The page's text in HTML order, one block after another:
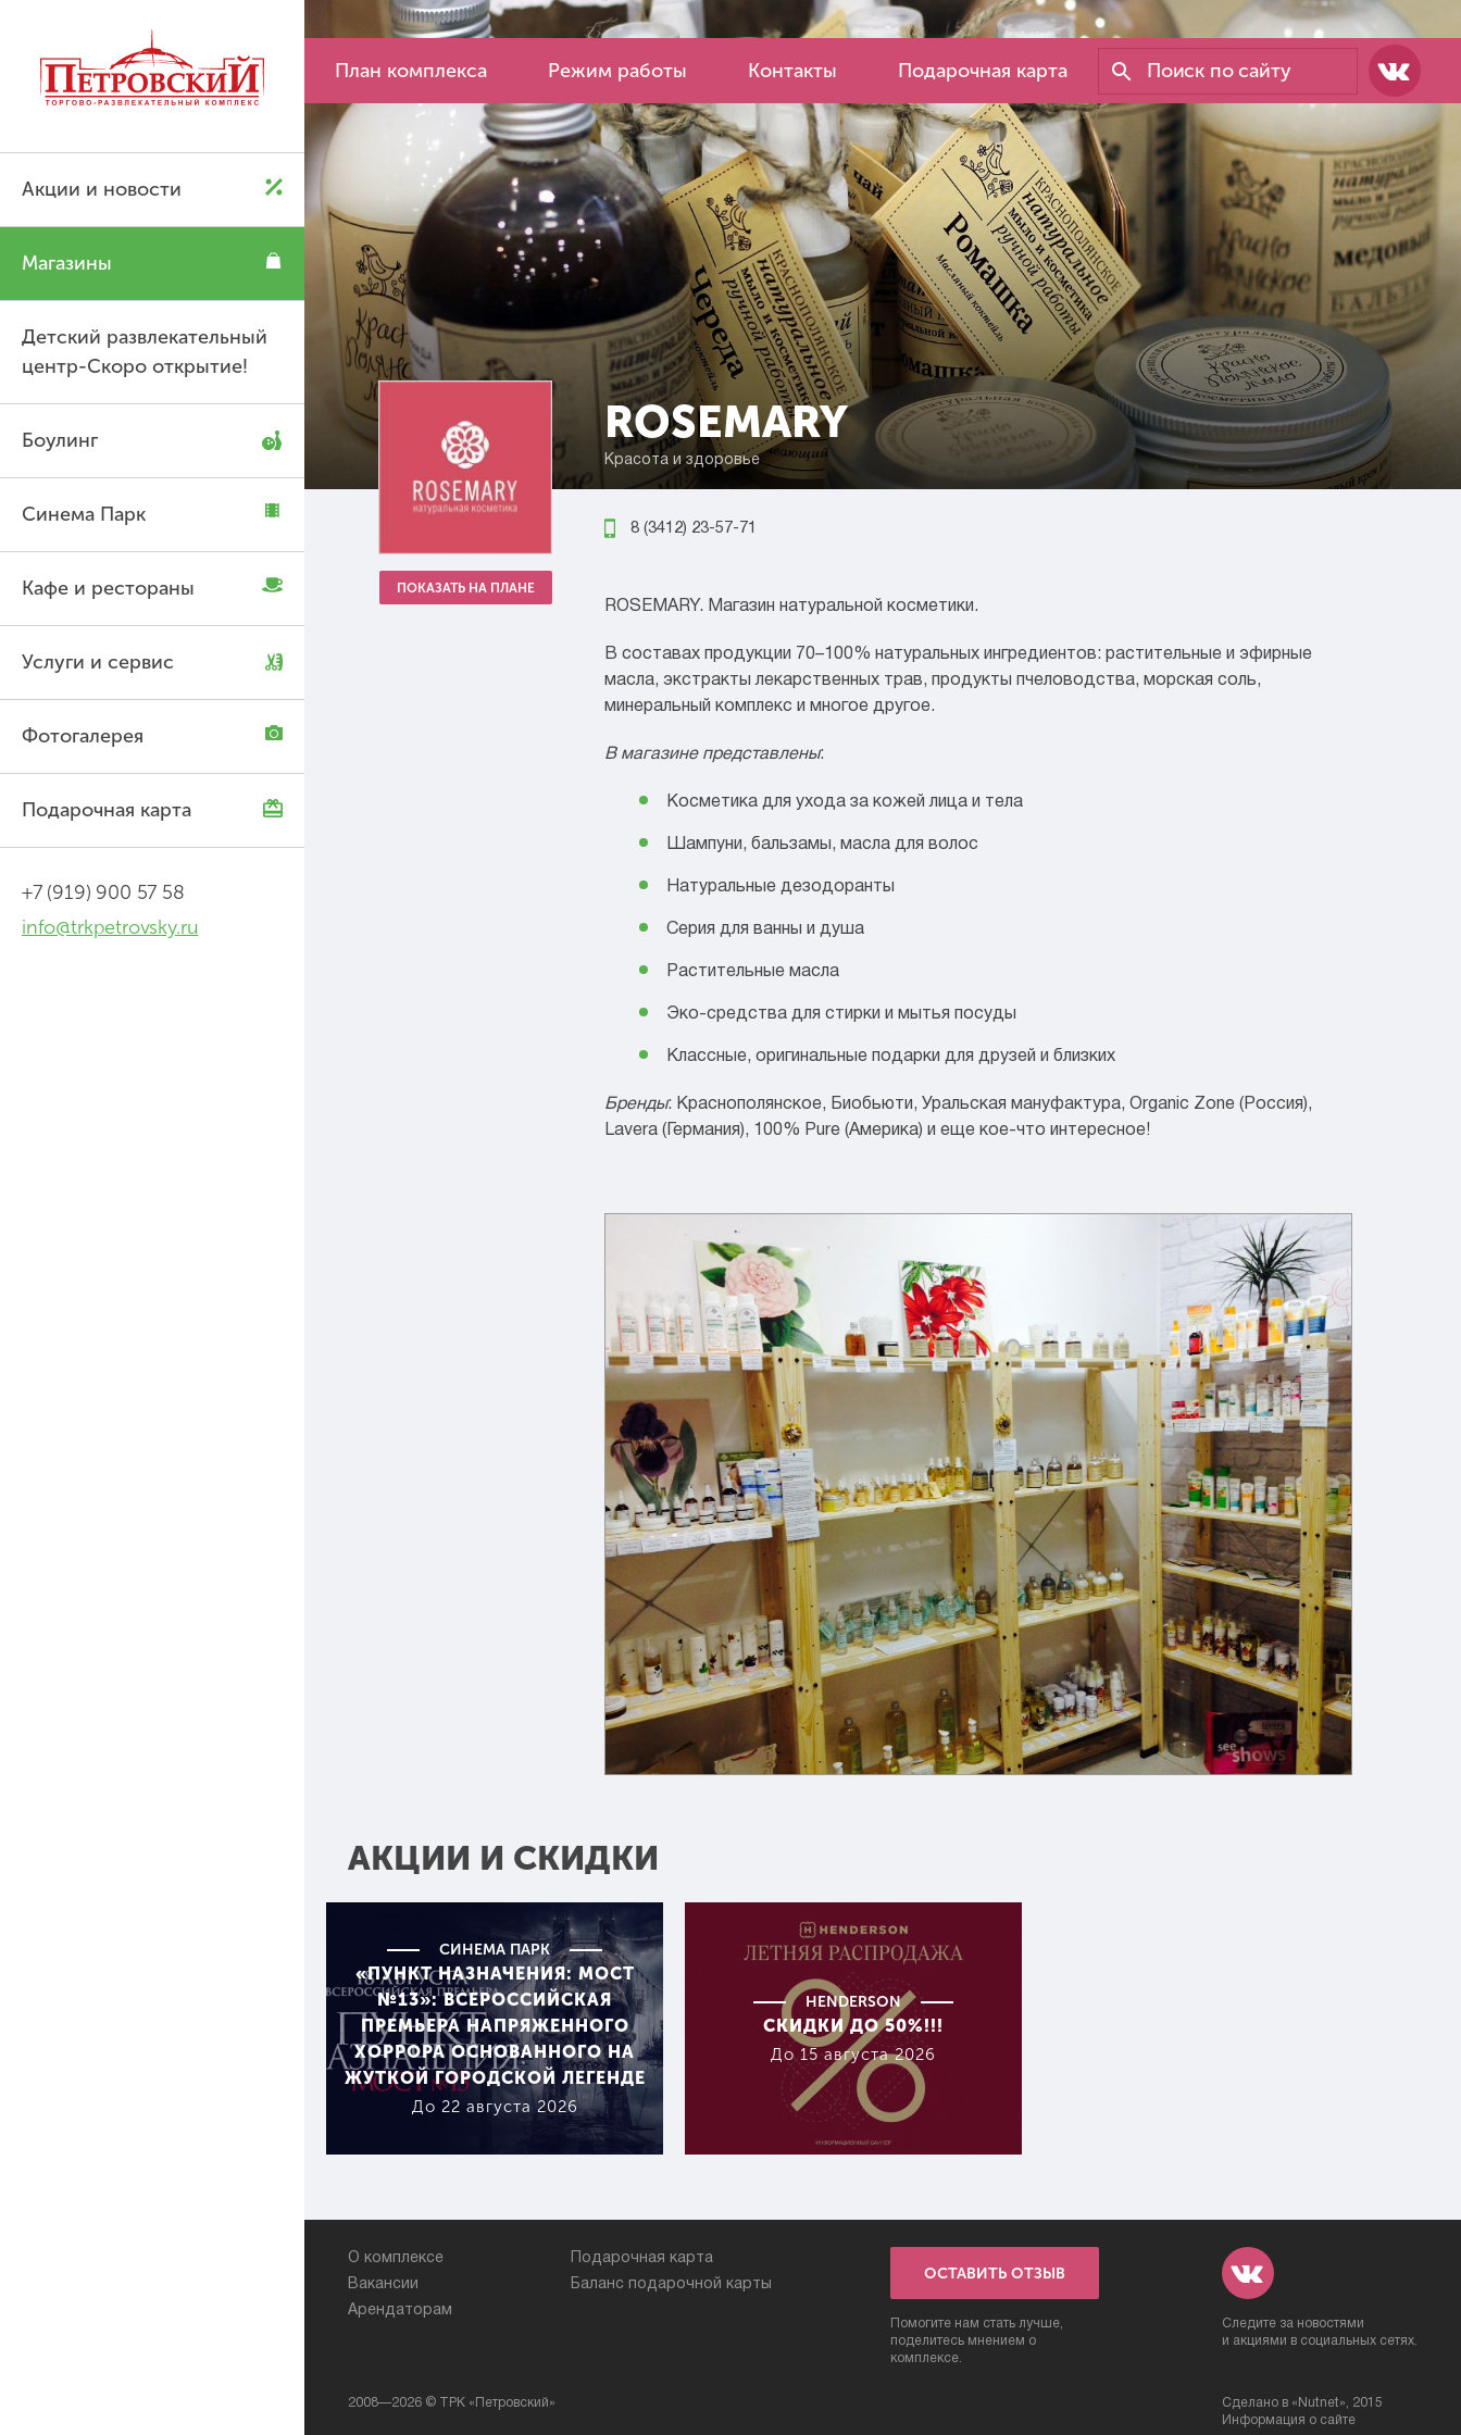
Акции и новости
Магазины
Детский развлекательный
центр-Скоро открытие!
Боулинг
Синема Парк
Кафе и рестораны
Услуги и сервис
Фотогалерея
Подарочная карта
+7 (919) 900 57 58
info@trkpetrovsky.ru
План комплекса Режим работы Контакты Подарочная карта
ПОКАЗАТЬ НА ПЛАНЕ
ROSEMARY
Красота и здоровье
8 (3412) 23-57-71
ROSEMARY. Магазин натуральной косметики.
В составах продукции 70–100% натуральных ингредиентов: растительные и эфирные
масла, экстракты лекарственных трав, продукты пчеловодства, морская соль,
минеральный комплекс и многое другое.
В магазине представлены:
Косметика для ухода за кожей лица и тела
Шампуни, бальзамы, масла для волос
Натуральные дезодоранты
Серия для ванны и душа
Растительные масла
Эко-средства для стирки и мытья посуды
Классные, оригинальные подарки для друзей и близких
Бренды: Краснополянское, Биобьюти, Уральская мануфактура, Organic Zone (Россия),
Lavera (Германия), 100% Pure (Америка) и еще кое-что интересное!
АКЦИИ И СКИДКИ
СИНЕМА ПАРК
«ПУНКТ НАЗНАЧЕНИЯ: МОСТ
№13»: ВСЕРОССИЙСКАЯ
ПРЕМЬЕРА НАПРЯЖЕННОГО
ХОРРОРА ОСНОВАННОГО НА
ЖУТКОЙ ГОРОДСКОЙ ЛЕГЕНДЕ
До 22 августа 2026
HENDERSON
СКИДКИ ДО 50%!!!
До 15 августа 2026
О комплексе
Вакансии
Арендаторам
Подарочная карта
Баланс подарочной карты
ОСТАВИТЬ ОТЗЫВ
Помогите нам стать лучше,
поделитесь мнением о
комплексе.
Следите за новостями
и акциями в социальных сетях.
2008—2026 © ТРК «Петровский» Сделано в « Nutnet», 2015
Информация о сайте